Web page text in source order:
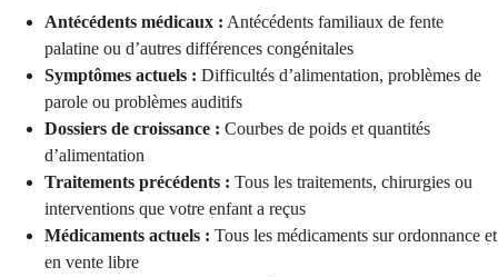
Antécédents médicaux : Antécédents familiaux de fente
palatine ou d’autres différences congénitales
Symptômes actuels : Difficultés d’alimentation, problèmes de
parole ou problèmes auditifs
Dossiers de croissance : Courbes de poids et quantités
d’alimentation
Traitements précédents : Tous les traitements, chirurgies ou
interventions que votre enfant a reçus
Médicaments actuels : Tous les médicaments sur ordonnance et
en vente libre